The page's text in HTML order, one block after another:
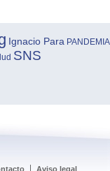
Ignacio Para PANDEMIA
SNS
Aviso legal